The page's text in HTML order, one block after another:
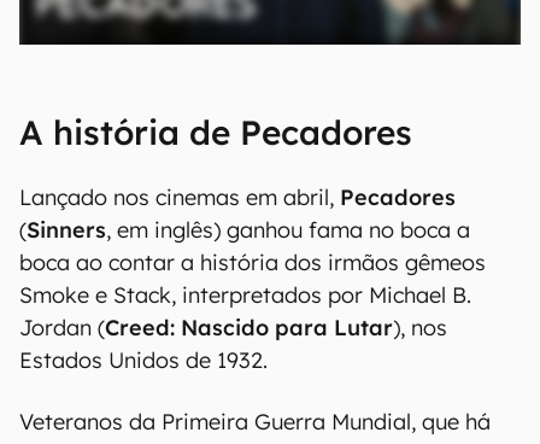
A história de Pecadores